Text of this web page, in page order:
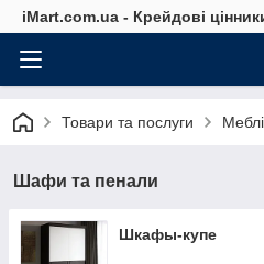
iMart.com.ua - Крейдові
Товари та послуги
Шафи та пенали
Шкафы-купе